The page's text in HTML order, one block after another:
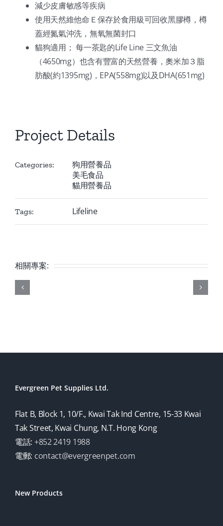
減少皮膚敏感等疾病
使用天然維他命Ｅ保存於食用級可回收黑膠樽，樽
蓋經氮氣沖洗，無氧無菌封口
貓狗適用； 每一茶匙的Life Line 三文魚油
（4650mg）也含有豐富的天然營養，奧米加３脂
肪酸(約1395mg)，EPA(558mg)以及DHA(651mg)
Project Details
Categories:
狗用營養品
美毛食品
貓用營養品
Tags: Lifeline
相關專案:
Evergreen Pet Supplies Ltd.
Flat B, Block 1, 10/F., Kwai Tak Ind Centre, 15-33 Kwai
Tak Street, Kwai Chung, N.T. Hong Kong
電話: +852 2419 1988
電郵: contact@evergreenpet.com
New Products